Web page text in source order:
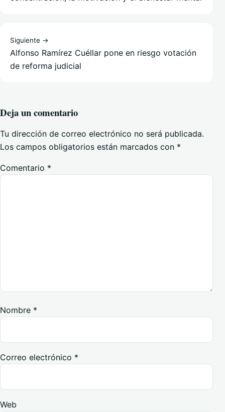
Siguiente →
Alfonso Ramírez Cuéllar pone en riesgo votación
de reforma judicial
Deja un comentario
Tu dirección de correo electrónico no será publicada.
Los campos obligatorios están marcados con *
Comentario *
Nombre *
Correo electrónico *
Web